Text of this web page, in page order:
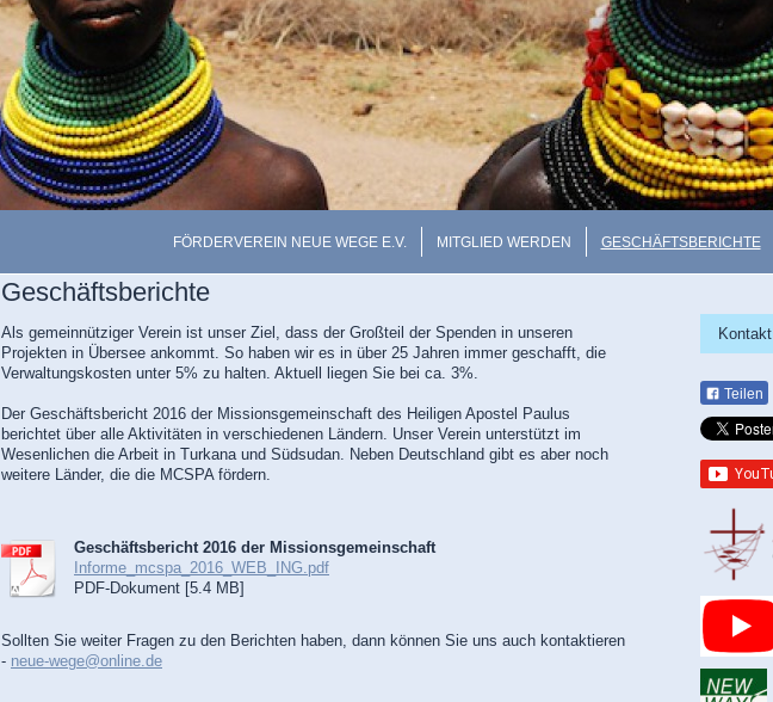
FÖRDERVEREIN NEUE WEGE E.V. MITGLIED WERDEN GESCHÄFTSBERICHTE
Geschäftsberichte
Als gemeinnütziger Verein ist unser Ziel, dass der Großteil der Spenden in unseren
Projekten in Übersee ankommt. So haben wir es in über 25 Jahren immer geschafft, die
Verwaltungskosten unter 5% zu halten. Aktuell liegen Sie bei ca. 3%.
Der Geschäftsbericht 2016 der Missionsgemeinschaft des Heiligen Apostel Paulus
berichtet über alle Aktivitäten in verschiedenen Ländern. Unser Verein unterstützt im
Wesenlichen die Arbeit in Turkana und Südsudan. Neben Deutschland gibt es aber noch
weitere Länder, die die MCSPA fördern.
Geschäftsbericht 2016 der Missionsgemeinschaft
Informe_mcspa_2016_WEB_ING.pdf
PDF-Dokument [5.4 MB]
Sollten Sie weiter Fragen zu den Berichten haben, dann können Sie uns auch kontaktieren
- neue-wege@online.de
Kontakt
Teilen